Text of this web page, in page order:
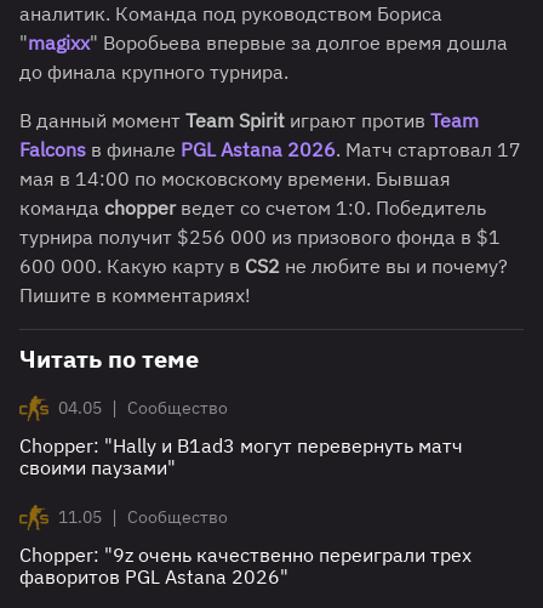
аналитик. Команда под руководством Бориса
"magixx" Воробьева впервые за долгое время дошла
до финала крупного турнира.
В данный момент Team Spirit играют против Team
Falcons в финале PGL Astana 2026. Матч стартовал 17
мая в 14:00 по московскому времени. Бывшая
команда chopperведет со счетом 1:0. Победитель
турнира получит $256 000 из призового фонда в $1
600 000. Какую карту в CS2 не любите вы и почему?
Пишите в комментариях!
Читать по теме
04.05 | Сообщество
Chopper: "Hally и B1ad3 могут перевернуть матч
своими паузами"
11.05 | Сообщество
Chopper: "9z очень качественно переиграли трех
фаворитов PGL Astana 2026"